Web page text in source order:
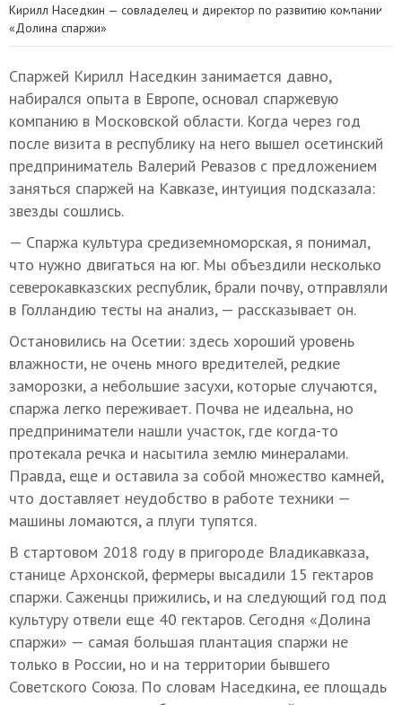
Кирилл Наседкин — совладелец и директор по развитию компании
«Долина спаржи»
Спаржей Кирилл Наседкин занимается давно,
набирался опыта в Европе, основал спаржевую
компанию в Московской области. Когда через год
после визита в республику на него вышел осетинский
предприниматель Валерий Ревазов с предложением
заняться спаржей на Кавказе, интуиция подсказала:
звезды сошлись.
— Спаржа культура средиземноморская, я понимал,
что нужно двигаться на юг. Мы объездили несколько
северокавказских республик, брали почву, отправляли
в Голландию тесты на анализ, — рассказывает он.
Остановились на Осетии: здесь хороший уровень
влажности, не очень много вредителей, редкие
заморозки, а небольшие засухи, которые случаются,
спаржа легко переживает. Почва не идеальна, но
предприниматели нашли участок, где когда-то
протекала речка и насытила землю минералами.
Правда, еще и оставила за собой множество камней,
что доставляет неудобство в работе техники —
машины ломаются, а плуги тупятся.
В стартовом 2018 году в пригороде Владикавказа,
станице Архонской, фермеры высадили 15 гектаров
спаржи. Саженцы прижились, и на следующий год под
культуру отвели еще 40 гектаров. Сегодня «Долина
спаржи» — самая большая плантация спаржи не
только в России, но и на территории бывшего
Советского Союза. По словам Наседкина, ее площадь